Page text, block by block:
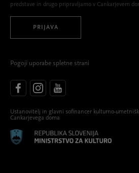
predstave in drugo pripravljamo v Cankarjevem
PRIJAVA
Pogoji uporabe spletne strani
Ustanovitelj in glavni sofinancer kulturno-
Cankarjevega doma